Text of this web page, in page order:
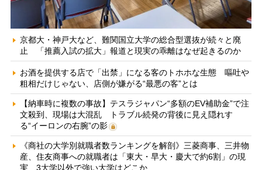
京都大・神戸大など、難関国立大学の総合型選抜が続々と廃
止 「推薦入試の拡大」報道と現実の乖離はなぜ起きるのか
お酒を提供する店で「出禁」になる客のトホホな生態 嘔吐や
粗相だけじゃない、店側が嫌がる“最悪の客”とは
【納車時に複数の事故】テスラジャパン“多額のEV補助金”で注
文殺到、現場は大混乱 トラブル続発の背後に見え隠れす
る“イーロンの右腕”の影
《商社の大学別就職者数ランキングを解剖》三菱商事、三井物
産、住友商事への就職者は「東大・早大・慶大で約6割」の現
実 3大学以外で強い大学はどこか